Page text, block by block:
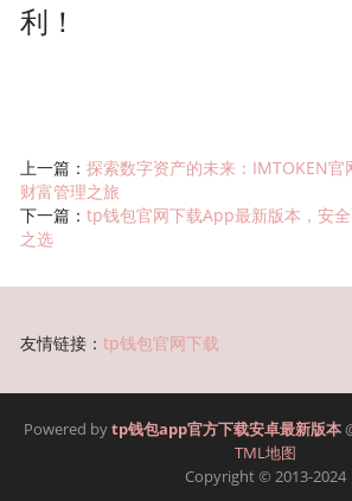
利！
上一篇：探索数字资产的未来：IMTOKEN官
财富管理之旅
下一篇：tp钱包官网下载App最新版本，安
之选
友情链接：tp钱包官网下载
Powered bytp钱包app官方下载安卓最新版本
TML地图
Copyright© 2013-2024